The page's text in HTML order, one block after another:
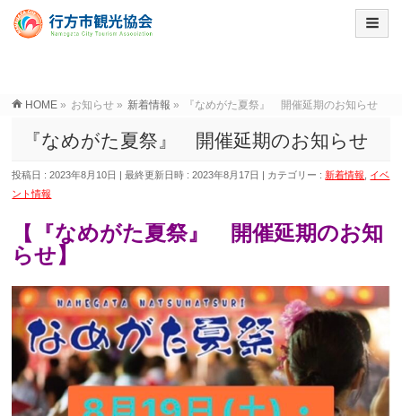
HOME » お知らせ » 新着情報 » 『なめがた夏祭』 開催延期のお知らせ
『なめがた夏祭』 開催延期のお知らせ
投稿日 : 2023年8月10日 最終更新日時 : 2023年8月17日 カテゴリー : 新着情報
イベ
ント情報
【『なめがた夏祭』 開催延期のお知
らせ】